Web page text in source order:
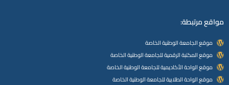
مواقع مرتبطة:
موقع الجامعة الوطنية الخاصة
موقع المكتبة الرقمية للجامعة الوطنية الخاصة
موقع الواحة الأكاديمية للجامعة الوطنية الخاصة
موقع الواحة الطلابية للجامعة الوطنية الخاصة